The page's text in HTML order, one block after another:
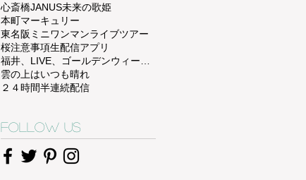
心斎橋JANUS未来の歌姫
本町マーキュリー
東名阪ミニワンマンライブツアー
桜注意事項生配信アプリ
雲の上はいつも晴れ
２４時間半連続配信
Follow Us